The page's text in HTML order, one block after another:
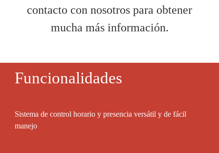
contacto con nosotros para obtener
mucha más información.
Funcionalidades
Sistema de control horario y presencia versátil y de fácil
manejo